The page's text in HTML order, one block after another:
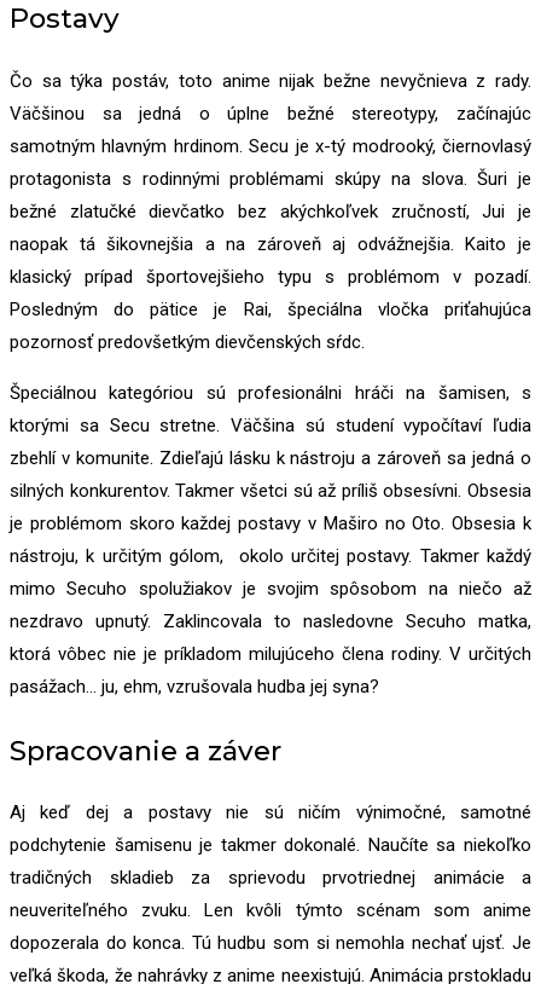
Postavy
Čo sa týka postáv, toto anime nijak bežne nevyčnieva z rady.
Väčšinou sa jedná o úplne bežné stereotypy, začínajúc
samotným hlavným hrdinom. Secu je x-tý modrooký, čiernovlasý
protagonista s rodinnými problémami skúpy na slova. Šuri je
bežné zlatučké dievčatko bez akýchkoľvek zručností, Jui je
naopak tá šikovnejšia a na zároveň aj odvážnejšia. Kaito je
klasický prípad športovejšieho typu s problémom v pozadí.
Posledným do pätice je Rai, špeciálna vločka priťahujúca
pozornosť predovšetkým dievčenských sŕdc.
Špeciálnou kategóriou sú profesionálni hráči na šamisen, s
ktorými sa Secu stretne. Väčšina sú studení vypočítaví ľudia
zbehlí v komunite. Zdieľajú lásku k nástroju a zároveň sa jedná o
silných konkurentov. Takmer všetci sú až príliš obsesívni. Obsesia
je problémom skoro každej postavy v Maširo no Oto. Obsesia k
nástroju, k určitým gólom, okolo určitej postavy. Takmer každý
mimo Secuho spolužiakov je svojim spôsobom na niečo až
nezdravo upnutý. Zaklincovala to nasledovne Secuho matka,
ktorá vôbec nie je príkladom milujúceho člena rodiny. V určitých
pasážach… ju, ehm, vzrušovala hudba jej syna?
Spracovanie a záver
Aj keď dej a postavy nie sú ničím výnimočné, samotné
podchytenie šamisenu je takmer dokonalé. Naučíte sa niekoľko
tradičných skladieb za sprievodu prvotriednej animácie a
neuveriteľného zvuku. Len kvôli týmto scénam som anime
dopozerala do konca. Tú hudbu som si nemohla nechať ujsť. Je
veľká škoda, že nahrávky z anime neexistujú. Animácia prstokladu